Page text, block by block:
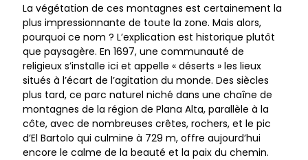
La végétation de ces montagnes est certainement la
plus impressionnante de toute la zone. Mais alors,
pourquoi ce nom ? L’explication est historique plutôt
que paysagère. En 1697, une communauté de
religieux s’installe ici et appelle « déserts » les lieux
situés à l’écart de l’agitation du monde. Des siècles
plus tard, ce parc naturel niché dans une chaîne de
montagnes de la région de Plana Alta, parallèle à la
côte, avec de nombreuses crêtes, rochers, et le pic
d’El Bartolo qui culmine à 729 m, offre aujourd’hui
encore le calme de la beauté et la paix du chemin.